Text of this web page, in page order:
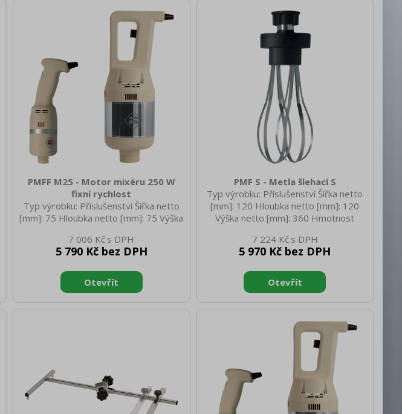
PMFF M25 - Motor mixéru 250 W
fixní rychlost
Typ výrobku: Příslušenství Šířka netto
[mm]: 75 Hloubka netto [mm]: 75 Výška
1.75 Šířka brutto [mm]: 125 Hloubka
brutto [mm]: 110 Výška brutto [mm]:
Materiál: ABS plast
7 006 Kč
5 790 Kč bez DPH
PMF S - Metla šlehací S
Typ výrobku: Příslušenství Šířka netto
[mm]: 120 Hloubka netto [mm]: 120
Výška netto [mm]: 360 Hmotnost
Hloubka brutto [mm]: 110 Výška brutto
[mm]: 400 Hmotnost brutto [kg]: 0.60
7 224 Kč
5 970 Kč bez DPH